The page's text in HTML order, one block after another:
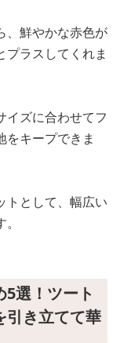
、鮮やかな赤色が
プラスしてくれま
イズに合わせてフ
をキープできま
トとして、幅広い
選！ツート
引き立てて華